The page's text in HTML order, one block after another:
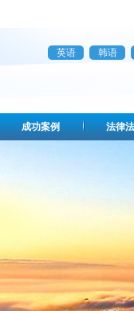
成功案例 法律
英语 韩语